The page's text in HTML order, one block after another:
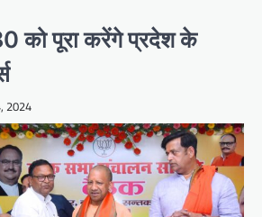
को पूरा करेंगे प्रदेश के
2024